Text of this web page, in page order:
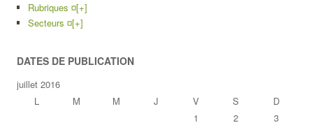
Rubriques ¤[+]
Secteurs ¤[+]
DATES DE PUBLICATION
juillet 2016
L
M M J V S
D
1
2
3